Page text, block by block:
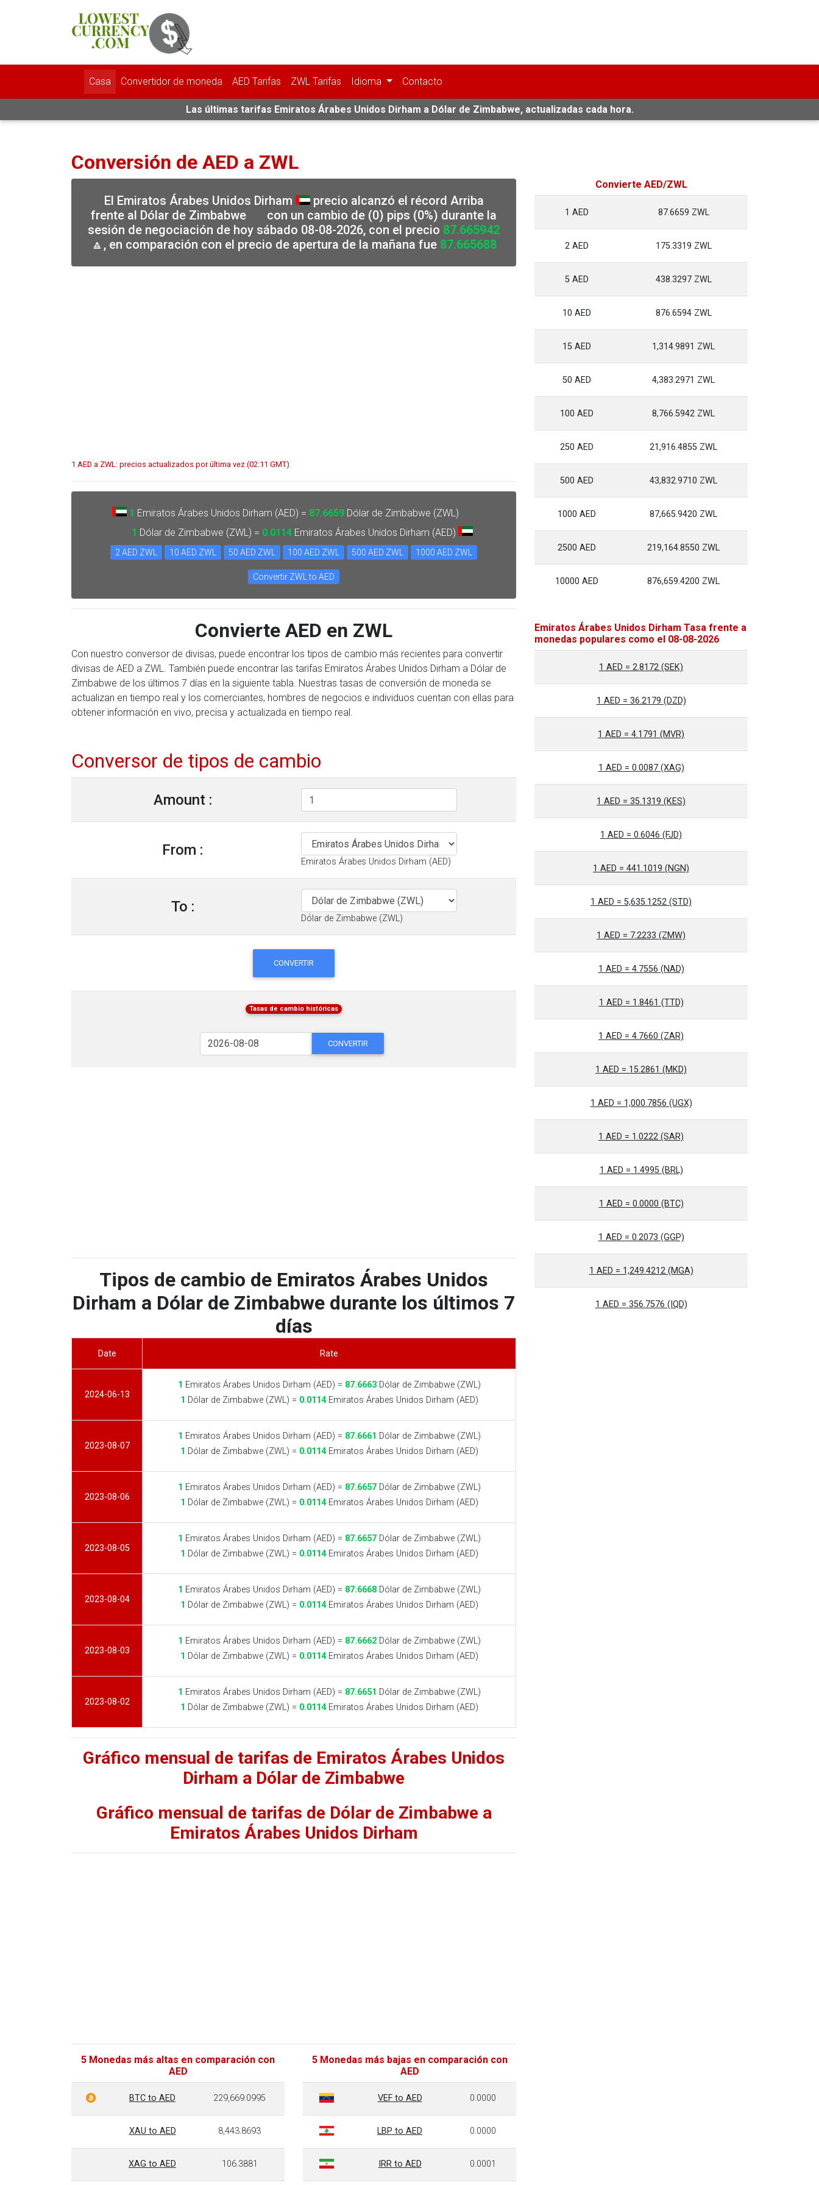
Casa Convertidor de moneda AED Tarifas ZWL Tarifas Idioma Contacto
Las últimas tarifas Emiratos Árabes Unidos Dirham a Dólar de Zimbabwe, actualizadas cada hora.
Conversión de AED a ZWL
El Emiratos Árabes Unidos Dirham
precio alcanzó el récord Arriba
frente al Dólar de Zimbabwe
con un cambio de (0) pips (0%) durante la
sesión de negociación de hoy sábado 08-08-2026, con el precio 87.665942
🔼, en comparación con el precio de apertura de la mañana fue 87.665688
1 AED a ZWL: precios actualizados por última vez (02:11 GMT)
1 Emiratos Árabes Unidos Dirham (AED) = 87.6659Dólar de Zimbabwe (ZWL)
1 Dólar de Zimbabwe (ZWL) = 0.0114 Emiratos Árabes Unidos Dirham (AED)
2 AED ZWL 10 AED ZWL 50 AED ZWL 100 AED ZWL 500 AED ZWL 1000 AED ZWL
Convertir ZWL to AED
Convierte AED en ZWL
Con nuestro conversor de divisas, puede encontrar los tipos de cambio más recientes para convertir
divisas de AED a ZWL. También puede encontrar las tarifas Emiratos Árabes Unidos Dirham a Dólar de
Zimbabwe de los últimos 7 días en la siguiente tabla. Nuestras tasas de conversión de moneda se
actualizan en tiempo real y los comerciantes, hombres de negocios e individuos cuentan con ellas para
obtener información en vivo, precisa y actualizada en tiempo real.
Conversor de tipos de cambio
Amount :
From :
Emiratos Árabes Unidos Dirham (AED)
To :
Dólar de Zimbabwe (ZWL)
CONVERTIR
Tasas de cambio históricas
CONVERTIR
Tipos de cambio de Emiratos Árabes Unidos
Dirham a Dólar de Zimbabwe durante los últimos 7
días
Date Rate
2024-06-13
1 Emiratos Árabes Unidos Dirham (AED) = 87.6663Dólar de Zimbabwe (ZWL)
1 Dólar de Zimbabwe (ZWL) = 0.0114Emiratos Árabes Unidos Dirham (AED)
2023-08-07
1 Emiratos Árabes Unidos Dirham (AED) = 87.6661 Dólar de Zimbabwe (ZWL)
1 Dólar de Zimbabwe (ZWL) = 0.0114Emiratos Árabes Unidos Dirham (AED)
2023-08-06
1 Emiratos Árabes Unidos Dirham (AED) = 87.6657Dólar de Zimbabwe (ZWL)
1 Dólar de Zimbabwe (ZWL) = 0.0114Emiratos Árabes Unidos Dirham (AED)
2023-08-05
1 Emiratos Árabes Unidos Dirham (AED) = 87.6657Dólar de Zimbabwe (ZWL)
1 Dólar de Zimbabwe (ZWL) = 0.0114Emiratos Árabes Unidos Dirham (AED)
2023-08-04
1 Emiratos Árabes Unidos Dirham (AED) = 87.6668Dólar de Zimbabwe (ZWL)
1 Dólar de Zimbabwe (ZWL) = 0.0114Emiratos Árabes Unidos Dirham (AED)
2023-08-03
1 Emiratos Árabes Unidos Dirham (AED) = 87.6662Dólar de Zimbabwe (ZWL)
1 Dólar de Zimbabwe (ZWL) = 0.0114Emiratos Árabes Unidos Dirham (AED)
2023-08-02
1 Emiratos Árabes Unidos Dirham (AED) = 87.6651 Dólar de Zimbabwe (ZWL)
1 Dólar de Zimbabwe (ZWL) = 0.0114Emiratos Árabes Unidos Dirham (AED)
Gráfico mensual de tarifas de Emiratos Árabes Unidos
Dirham a Dólar de Zimbabwe
Gráfico mensual de tarifas de Dólar de Zimbabwe a
Emiratos Árabes Unidos Dirham
5 Monedas más altas en comparación con
AED
BTC to AED 229,669.0995
XAU to AED 8,443.8693
XAG to AED 106.3881
5 Monedas más bajas en comparación con
AED
VEF to AED 0.0000
LBP to AED 0.0000
IRR to AED 0.0001
Convierte AED/ZWL
1 AED 87.6659 ZWL
2 AED 175.3319 ZWL
5 AED 438.3297 ZWL
10 AED 876.6594 ZWL
15 AED 1,314.9891 ZWL
50 AED 4,383.2971 ZWL
100 AED 8,766.5942 ZWL
250 AED 21,916.4855 ZWL
500 AED 43,832.9710 ZWL
1000 AED 87,665.9420 ZWL
2500 AED 219,164.8550 ZWL
10000 AED 876,659.4200 ZWL
Emiratos Árabes Unidos Dirham Tasa frente a
monedas populares como el 08-08-2026
1 AED = 2.8172 (SEK)
1 AED = 36.2179 (DZD)
1 AED = 4.1791 (MVR)
1 AED = 0.0087 (XAG)
1 AED = 35.1319 (KES)
1 AED = 0.6046 (FJD)
1 AED = 441.1019 (NGN)
1 AED = 5,635.1252 (STD)
1 AED = 7.2233 (ZMW)
1 AED = 4.7556 (NAD)
1 AED = 1.8461 (TTD)
1 AED = 4.7660 (ZAR)
1 AED = 15.2861 (MKD)
1 AED = 1,000.7856 (UGX)
1 AED = 1.0222 (SAR)
1 AED = 1.4995 (BRL)
1 AED = 0.0000 (BTC)
1 AED = 0.2073 (GGP)
1 AED = 1,249.4212 (MGA)
1 AED = 356.7576 (IQD)